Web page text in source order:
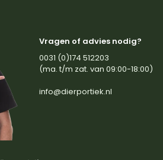
Vragen of advies nodig?
0031 (0)174 512203
(ma. t/m zat. van 09:00-18:00)
info@dierportiek.nl